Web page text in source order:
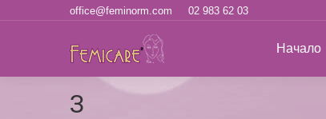
office@feminorm.com 02 983 62 03
Начало
З
Начало